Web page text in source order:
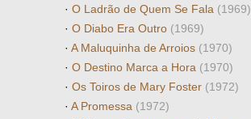
· O Ladrão de Quem Se Fala (1969)
· O Diabo Era Outro (1969)
· A Maluquinha de Arroios (1970)
· O Destino Marca a Hora (1970)
· Os Toiros de Mary Foster (1972)
· A Promessa (1972)